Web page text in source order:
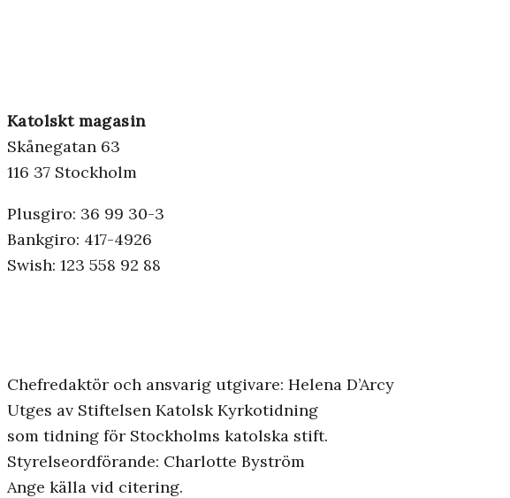
Katolskt magasin
Skånegatan 63
116 37 Stockholm
Plusgiro: 36 99 30-3
Bankgiro: 417-4926
Swish: 123 558 92 88
Chefredaktör och ansvarig utgivare: Helena D’Arcy
Utges av Stiftelsen Katolsk Kyrkotidning
som tidning för Stockholms katolska stift.
Styrelseordförande: Charlotte Byström
Ange källa vid citering.